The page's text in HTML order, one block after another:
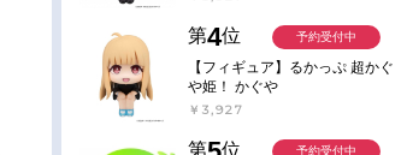
第4位
【フィギュア】るかっぷ 超かぐ
や姫！ かぐや
￥3,927
予約受付中
第 位 予約受付中